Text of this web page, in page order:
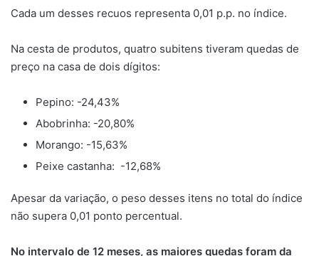
Cada um desses recuos representa 0,01 p.p. no índice.
Na cesta de produtos, quatro subitens tiveram quedas de
preço na casa de dois dígitos:
Pepino: -24,43%
Abobrinha: -20,80%
Morango: -15,63%
Peixe castanha: -12,68%
Apesar da variação, o peso desses itens no total do índice
não supera 0,01 ponto percentual.
No intervalo de 12 meses, as maiores quedas foram da